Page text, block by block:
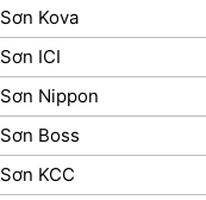
Sơn Kova
Sơn ICI
Sơn Nippon
Sơn Boss
Sơn KCC